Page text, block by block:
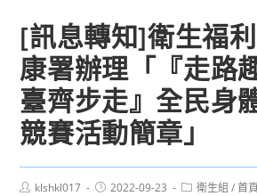
[訊息轉知]衛生福
康署辦理「『走路
臺齊步走』全民身
競賽活動簡章」
Postklshkl017
Post2022-09-23
Post衛生組 / 首